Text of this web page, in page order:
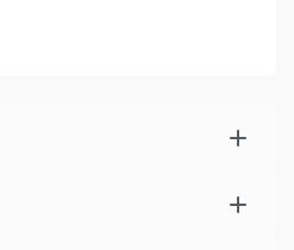
nach Training, Sport und
zwischendurch